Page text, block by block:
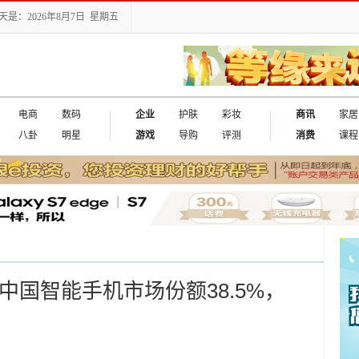
是：2026年8月7日 星期五
电商
数码
八卦
明星
企业 护肤
彩妆
游戏
导购 评测
商讯
家居
消费
课程
国智能手机市场份额38.5%，